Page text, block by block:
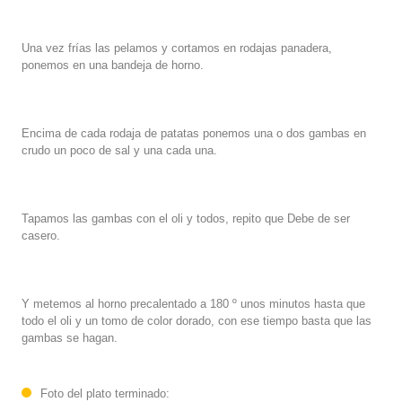
Una vez frías las pelamos y cortamos en rodajas panadera,
ponemos en una bandeja de horno.
Encima de cada rodaja de patatas ponemos una o dos gambas en
crudo un poco de sal y una cada una.
Tapamos las gambas con el oli y todos, repito que Debe de ser
casero.
Y metemos al horno precalentado a 180 º unos minutos hasta que
todo el oli y un tomo de color dorado, con ese tiempo basta que las
gambas se hagan.
Foto del plato terminado: